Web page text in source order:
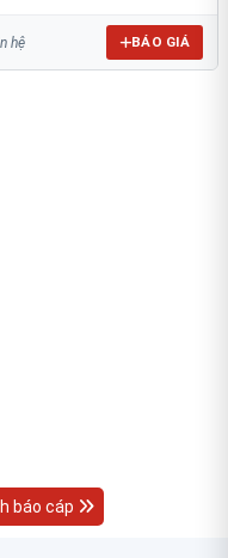
hệ BÁO GIÁ
báo cáp